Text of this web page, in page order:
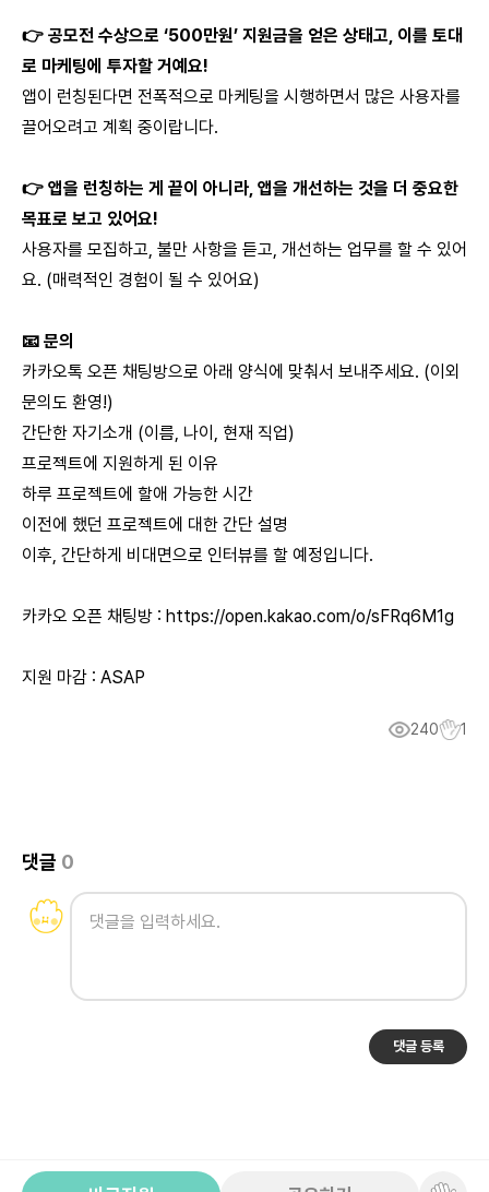
👉 공모전 수상으로 ‘500만원’ 지원금을 얻은 상태고, 이를 토대
로 마케팅에 투자할 거예요!
앱이 런칭된다면 전폭적으로 마케팅을 시행하면서 많은 사용자를
끌어오려고 계획 중이랍니다.
👉 앱을 런칭하는 게 끝이 아니라, 앱을 개선하는 것을 더 중요한
목표로 보고 있어요!
사용자를 모집하고, 불만 사항을 듣고, 개선하는 업무를 할 수 있어
요. (매력적인 경험이 될 수 있어요)
📧 문의
카카오톡 오픈 채팅방으로 아래 양식에 맞춰서 보내주세요. (이외
문의도 환영!)
간단한 자기소개 (이름, 나이, 현재 직업)
프로젝트에 지원하게 된 이유
하루 프로젝트에 할애 가능한 시간
이전에 했던 프로젝트에 대한 간단 설명
이후, 간단하게 비대면으로 인터뷰를 할 예정입니다.
카카오 오픈 채팅방 : https://open.kakao.com/o/sFRq6M1g
지원 마감 : ASAP
240 1
댓글 0
댓글 등록